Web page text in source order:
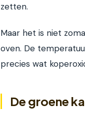
zetten.
Maar het is niet
oven. De
precies wat
De groene